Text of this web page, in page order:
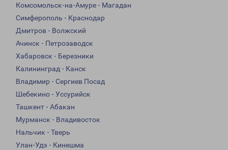
Комсомольск-на-Амуре - Магадан
Симферополь - Краснодар
Дмитров - Волжский
Ачинск - Петрозаводск
Хабаровск - Березники
Калининград - Канск
Владимир - Сергиев Посад
Шебекино - Уссурийск
Ташкент - Абакан
Мурманск - Владивосток
Нальчик - Тверь
Улан-Удэ - Кинешма